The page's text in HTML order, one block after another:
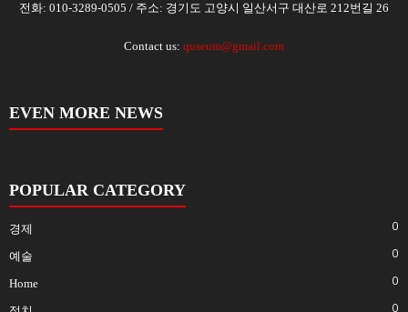
전화: 010-3289-0505 / 주소: 경기도 고양시 일산서구 대산로 212번길 26
Contact us: quseum@gmail.com
EVEN MORE NEWS
POPULAR CATEGORY
경제 0
예술 0
Home 0
0